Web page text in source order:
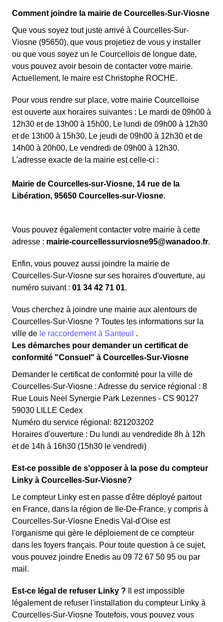
Comment joindre la mairie de Courcelles-Sur-Viosne
Que vous soyez tout juste arrivé à Courcelles-Sur-
Viosne (95650), que vous projetiez de vous y installer
ou que vous soyez un le Courcellois de longue date,
vous pouvez avoir besoin de contacter votre mairie.
Actuellement, le maire est Christophe ROCHE.
Pour vous rendre sur place, votre mairie Courcelloise
est ouverte aux horaires suivantes : Le mardi de 09h00 à
12h30 et de 13h00 à 15h00, Le lundi de 09h00 à 12h30
et de 13h00 à 15h30, Le jeudi de 09h00 à 12h30 et de
14h00 à 20h00, Le vendredi de 09h00 à 12h30.
L'adresse exacte de la mairie est celle-ci :
Mairie de Courcelles-sur-Viosne, 14 rue de la
Libération, 95650 Courcelles-sur-Viosne.
Vous pouvez également contacter votre mairie à cette
adresse : mairie-courcellessurviosne95@wanadoo.fr.
Enfin, vous pouvez aussi joindre la mairie de
Courcelles-Sur-Viosne sur ses horaires d'ouverture, au
numéro suivant : 01 34 42 71 01.
Vous cherchez à joindre une mairie aux alentours de
Courcelles-Sur-Viosne ? Toutes les informations sur la
ville de le raccordement à Santeuil .
Les démarches pour demander un certificat de
conformité "Consuel" à Courcelles-Sur-Viosne
Demander le certificat de conformité pour la ville de
Courcelles-Sur-Viosne : Adresse du service régional : 8
Rue Louis Neel Synergie Park Lezennes - CS 90127
59030 LILLE Cedex
Numéro du service régional: 821203202
Horaires d'ouverture : Du lundi au vendredide 8h à 12h
et de 14h à 16h30 (15h30 le vendredi)
Est-ce possible de s'opposer à la pose du compteur
Linky à Courcelles-Sur-Viosne?
Le compteur Linky est en passe d'être déployé partout
en France, dans la région de Ile-De-France, y compris à
Courcelles-Sur-Viosne Enedis Val-d'Oise est
l'organisme qui gère le déploiement de ce compteur
dans les foyers français. Pour toute question à ce sujet,
vous pouvez joindre Enedis au 09 72 67 50 95 ou par
mail.
Est-ce légal de refuser Linky ? Il est impossible
légalement de refuser l'installation du compteur Linky à
Courcelles-Sur-Viosne Toutefois, vous pouvez vous